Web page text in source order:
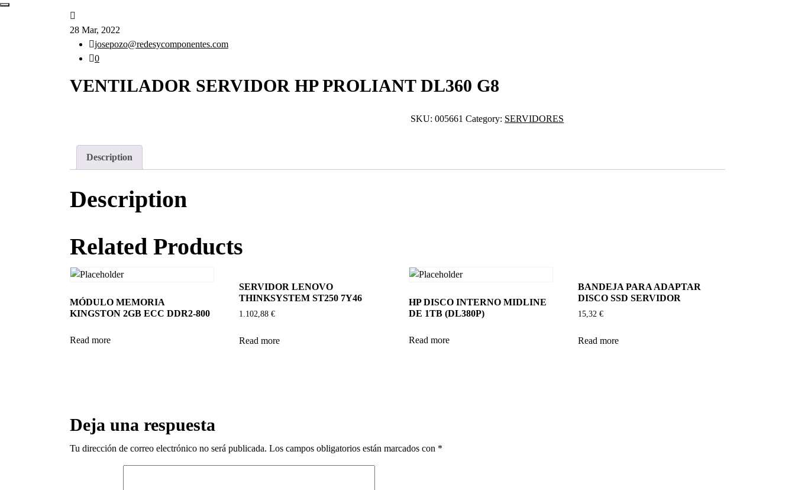
28 Mar, 2022
josepozo@redesycomponentes.com
0
VENTILADOR SERVIDOR HP PROLIANT DL360 G8
SKU:005661 Category: SERVIDORES
Description
Description
Related Products
MÓDULO MEMORIA
KINGSTON 2GB ECC DDR2-800
Read more
SERVIDOR LENOVO
THINKSYSTEM ST250 7Y46
1.102,88€
Read more
HP DISCO INTERNO MIDLINE
DE 1TB (DL380P)
Read more
BANDEJA PARA ADAPTAR
DISCO SSD SERVIDOR
15,32€
Read more
Deja una respuesta
Tu dirección de correo electrónico no será publicada. Los campos obligatorios están marcados con *